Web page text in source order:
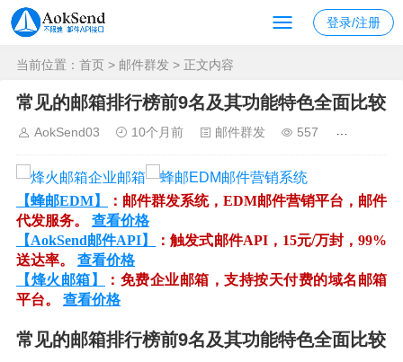
登录/注册
当前位置： 首页 > 邮件群发 > 正文内容
常见的邮箱排行榜前9名及其功能特色全面比较
AokSend03 10个月前 邮件群发 557
【蜂邮EDM】
：邮件群发系统，EDM邮件营销平台，邮件
代发服务。 查看价格
【AokSend邮件API】
：触发式邮件API，15元/万封，99%
送达率。 查看价格
【烽火邮箱】
：免费企业邮箱，支持按天付费的域名邮箱
平台。 查看价格
常见的邮箱排行榜前9名及其功能特色全面比较